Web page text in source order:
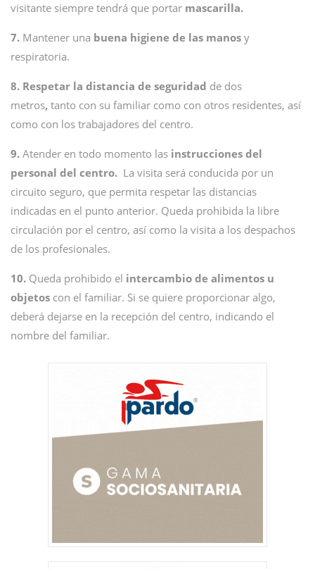
visitante siempre tendrá que portar mascarilla.
7. Mantener una buena higiene de las manos y
respiratoria.
8. Respetar la distancia de seguridad de dos
metros, tanto con su familiar como con otros residentes, así
como con los trabajadores del centro.
9. Atender en todo momento las instrucciones del
personal del centro. La visita será conducida por un
circuito seguro, que permita respetar las distancias
indicadas en el punto anterior. Queda prohibida la libre
circulación por el centro, así como la visita a los despachos
de los profesionales.
10. Queda prohibido el intercambio de alimentos u
objetos con el familiar. Si se quiere proporcionar algo,
deberá dejarse en la recepción del centro, indicando el
nombre del familiar.